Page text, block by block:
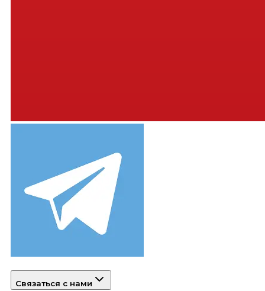
Связаться с нами